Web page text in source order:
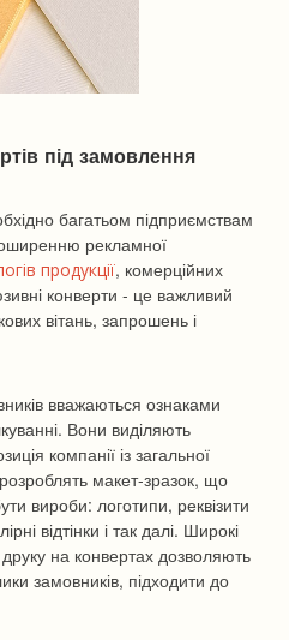
під замовлення
багатьом підприємствам
рекламної
продукції, комерційних
конверти - це важливий
вітань, запрошень і
вважаються ознаками
Вони виділяють
компанії із загальної
макет-зразок, що
вироби: логотипи, реквізити
відтінки і так далі. Широкі
на конвертах дозволяють
замовників, підходити до